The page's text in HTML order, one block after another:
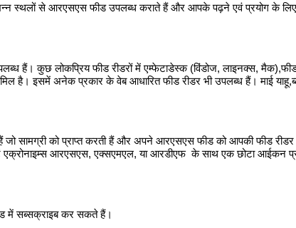
स्‍थलों से आरएसएस फीड उपलब्‍ध कराते हैं और आपके पढ़ने एवं प्रयोग के लिए
हैं। कुछ लोकप्रिय फीड रीडरों में एम्‍फेटाडेस्‍क (विंडोज, लाइनक्‍स,
है। इसमें अनेक प्रकार के वेब आधारित फीड रीडर भी उपलब्‍ध हैं। माई
सामग्री को प्राप्‍त करती हैं और अपने आरएसएस फीड को आपकी फीड
आरएसएस, एक्‍सएमएल, या आरडीएफ के साथ एक छोटा आईकन
में सब्सक्राइब कर सकते हैं।